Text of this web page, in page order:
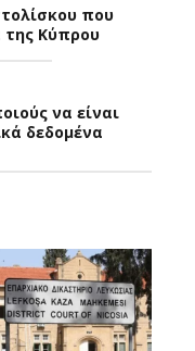
που
της Κύπρου
να είναι
δεδομένα